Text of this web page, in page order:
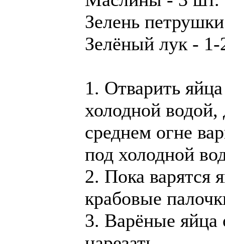
Зелень
Зелёный лук - 1-
1. Отварить
холодной водой,
среднем огне
под холодной
2. Пока варятся
крабовые
3. Варёные яйца